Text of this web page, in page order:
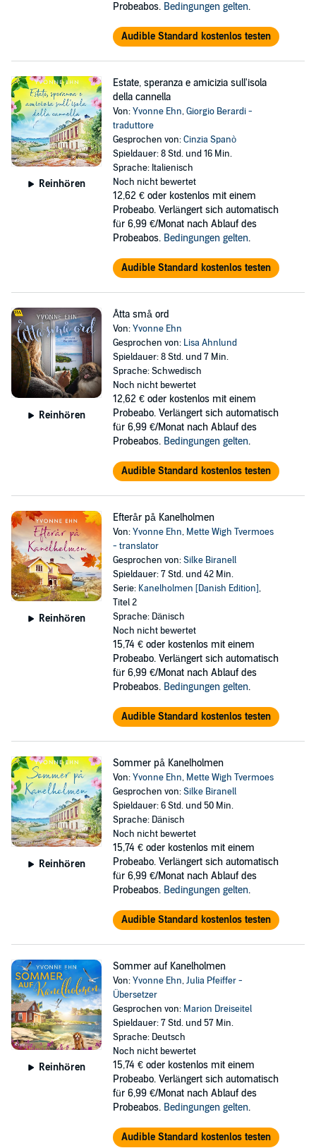
Probeabos. Bedingungen gelten.
Audible Standard kostenlos testen
Reinhören
Estate, speranza e amicizia sull'isola
della cannella
Von:Yvonne Ehn,Giorgio Berardi -
traduttore
Gesprochen von:Cinzia Spanò
Spieldauer: 8 Std. und 16 Min.
Sprache: Italienisch
Noch nicht bewertet
12,62 € oder kostenlos mit einem
Probeabo. Verlängert sich automatisch
für 6,99 €/Monat nach Ablauf des
Probeabos. Bedingungen gelten.
Audible Standard kostenlos testen
Reinhören
Åtta små ord
Von:Yvonne Ehn
Gesprochen von: Lisa Ahnlund
Spieldauer: 8 Std. und 7 Min.
Sprache: Schwedisch
Noch nicht bewertet
12,62 € oder kostenlos mit einem
Probeabo. Verlängert sich automatisch
für 6,99 €/Monat nach Ablauf des
Probeabos. Bedingungen gelten.
Audible Standard kostenlos testen
Reinhören
Efterår på Kanelholmen
Von:Yvonne Ehn, Mette Wigh Tvermoes
- translator
Gesprochen von:Silke Biranell
Spieldauer: 7 Std. und 42 Min.
Serie: Kanelholmen [Danish Edition],
Titel 2
Sprache: Dänisch
Noch nicht bewertet
15,74 € oder kostenlos mit einem
Probeabo. Verlängert sich automatisch
für 6,99 €/Monat nach Ablauf des
Probeabos. Bedingungen gelten.
Audible Standard kostenlos testen
Reinhören
Sommer på Kanelholmen
Von:Yvonne Ehn, Mette Wigh Tvermoes
Gesprochen von:Silke Biranell
Spieldauer: 6 Std. und 50 Min.
Sprache: Dänisch
Noch nicht bewertet
15,74 € oder kostenlos mit einem
Probeabo. Verlängert sich automatisch
für 6,99 €/Monat nach Ablauf des
Probeabos. Bedingungen gelten.
Audible Standard kostenlos testen
Reinhören
Sommer auf Kanelholmen
Von:Yvonne Ehn,Julia Pfeiffer -
Übersetzer
Gesprochen von: Marion Dreiseitel
Spieldauer: 7 Std. und 57 Min.
Sprache: Deutsch
Noch nicht bewertet
15,74 € oder kostenlos mit einem
Probeabo. Verlängert sich automatisch
für 6,99 €/Monat nach Ablauf des
Probeabos. Bedingungen gelten.
Audible Standard kostenlos testen